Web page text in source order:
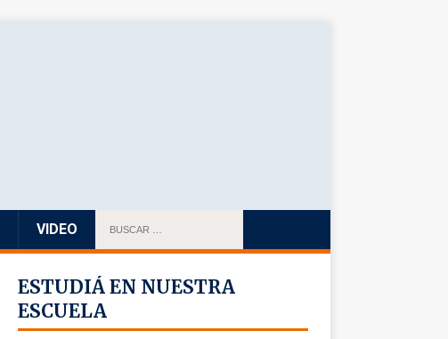
VIDEO
ESTUDIÁ EN NUESTRA
ESCUELA